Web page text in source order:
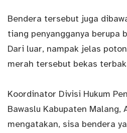
Bendera tersebut juga
tiang penyangganya berupa
Dari luar, nampak jelas
merah tersebut bekas
Koordinator Divisi Hukum
Bawaslu Kabupaten Malang,
mengatakan, sisa bendera